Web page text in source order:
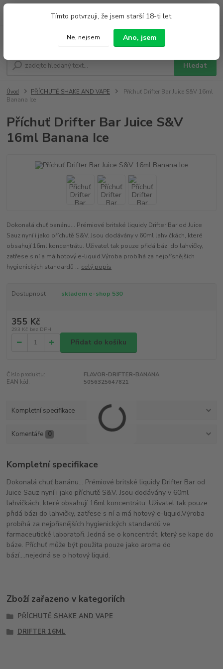
Tímto potvrzuji, že jsem starší 18-ti let.
Ne, nejsem Ano, jsem
Hledat
Po - Pá 9:00 - 19:00 So 9:00 - 14:00
Úvod PŘÍCHUTĚ SHAKE AND VAPE
Příchuť Drifter Bar Juice S&V 16ml
Banana Ice
Příchuť Drifter Bar Juice S&V
16ml Banana Ice
Dokonalá chuť banánu... Prémiové britské liquidy Drifter Bar od Juice
Sauz nyní i jako příchutě S&V. Jsou dodávány v 60ml lahvičkách, které
obsahují 16ml koncentrátu. Uživatel tak pouze přidá bázi do lahvičky,
zatřese s ní a má hotový e-liquid.Výroba probíhá za nejpřísnějších
hygienických standardů ... celý popis
Dostupnost skladem e-shop 530
355 Kč
293 Kč bez DPH
Přidat do košíku
Číslo produktu:
FLAVOR-DRIFTER-BANANA
EAN kód:
5056325647821
Kompletní specifikace
Komentáře 0
Kompletní specifikace
Dokonalá chuť banánu... Prémiové britské liquidy Drifter Bar od
Juice Sauz nyní i jako příchutě S&V. Jsou dodávány v 60ml
lahvičkách, které obsahují 16ml koncentrátu. Uživatel tak pouze
přidá bázi do lahvičky, zatřese s ní a má hotový e-liquid.Výroba
probíhá za nejpřísnějších hygienických standardů ve
farmaceutické laboratoři. Jedná se o koncentrát, který se kape do
báze. Příchuť může být použita pouze jako aroma do
bází....nejedná se o hotový liquid.
Zboží zařazeno v kategoriích
PŘÍCHUTĚ SHAKE AND VAPE
DRIFTER 16ML